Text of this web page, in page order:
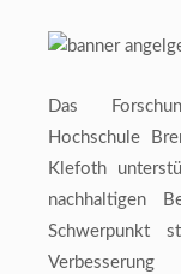
Das
Hochschule
Klefoth
nachhaltigen
Schwerpunkt